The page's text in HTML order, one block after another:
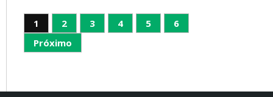
1 2 3 4 5
6
Próximo